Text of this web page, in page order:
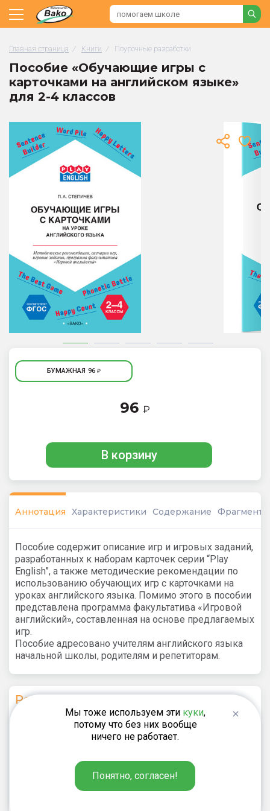
Главная страница / Книги / Поурочные разработки
Пособие «Обучающие игры с
карточками на английском языке»
для 2-4 классов
БУМАЖНАЯ 96 ₽
96 ₽
В корзину
Аннотация Характеристики Содержание Фрагмент
Пособие содержит описание игр и игровых заданий,
разработанных к наборам карточек серии “Play
English”, а также методические рекомендации по
использованию обучающих игр с карточками на
уроках английского языка. Помимо этого в пособии
представлена программа факультатива «Игровой
английский», составленная на основе предлагаемых
игр.
Пособие адресовано учителям английского языка
начальной школы, родителям и репетиторам.
Рекомендуем
Степичев П.А.
Карточная игра «Фонетическая
битва» на английском языке для
Мы тоже используем эти куки,
потому что без них вообще
ничего не работает.
Понятно, согласен!